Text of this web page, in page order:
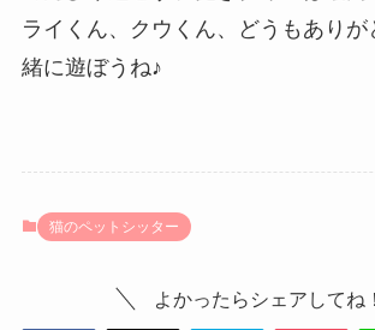
ライくん、クウくん、どうもありが
緒に遊ぼうね♪
猫のペットシッター
よかったらシェアしてね！